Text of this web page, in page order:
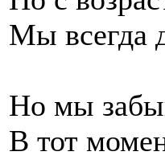
Мы всегда
Но мы
В тот